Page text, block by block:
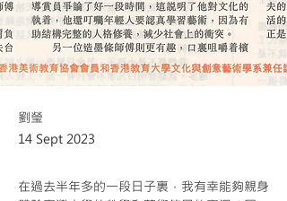
劉瑩
14 Sept 2023
在過去半年多的一段日子裏，我有幸能夠親身